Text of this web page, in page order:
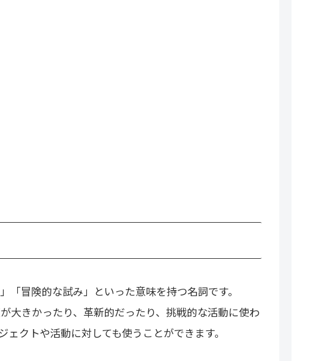
「冒険的な試み」といった意味を持つ名詞です。
大きかったり、革新的だったり、挑戦的な活動に使わ
クトや活動に対しても使うことができます。